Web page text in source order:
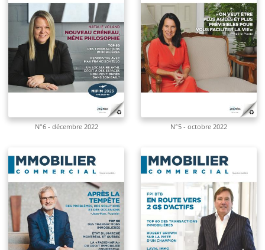
N°6 - décembre 2022 N°5 - octobre 2022